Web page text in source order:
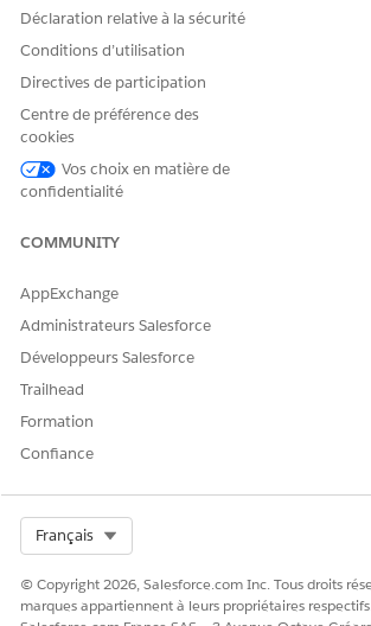
Dites-nous ce que nous pouvons
Déclaration relative à la sécurité
Conditions d’utilisation
Directives de participation
Centre de préférence des
cookies
Vos choix en matière de
confidentialité
COMMUNITY
AppExchange
Administrateurs Salesforce
Développeurs Salesforce
Trailhead
Formation
Confiance
Français
© Copyright 2026, Salesforce.com Inc. Tous droits
marques appartiennent à leurs propriétaires respectifs.